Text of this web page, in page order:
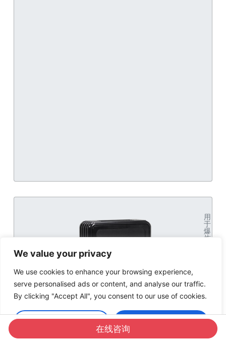
We value your privacy
We use cookies to enhance your browsing experience,
serve personalised ads or content, and analyse our traffic.
By clicking "Accept All", you consent to our use of cookies.
Customise Accept All
用
于
爆
炸
质
量
和
积
流
计
在线咨询